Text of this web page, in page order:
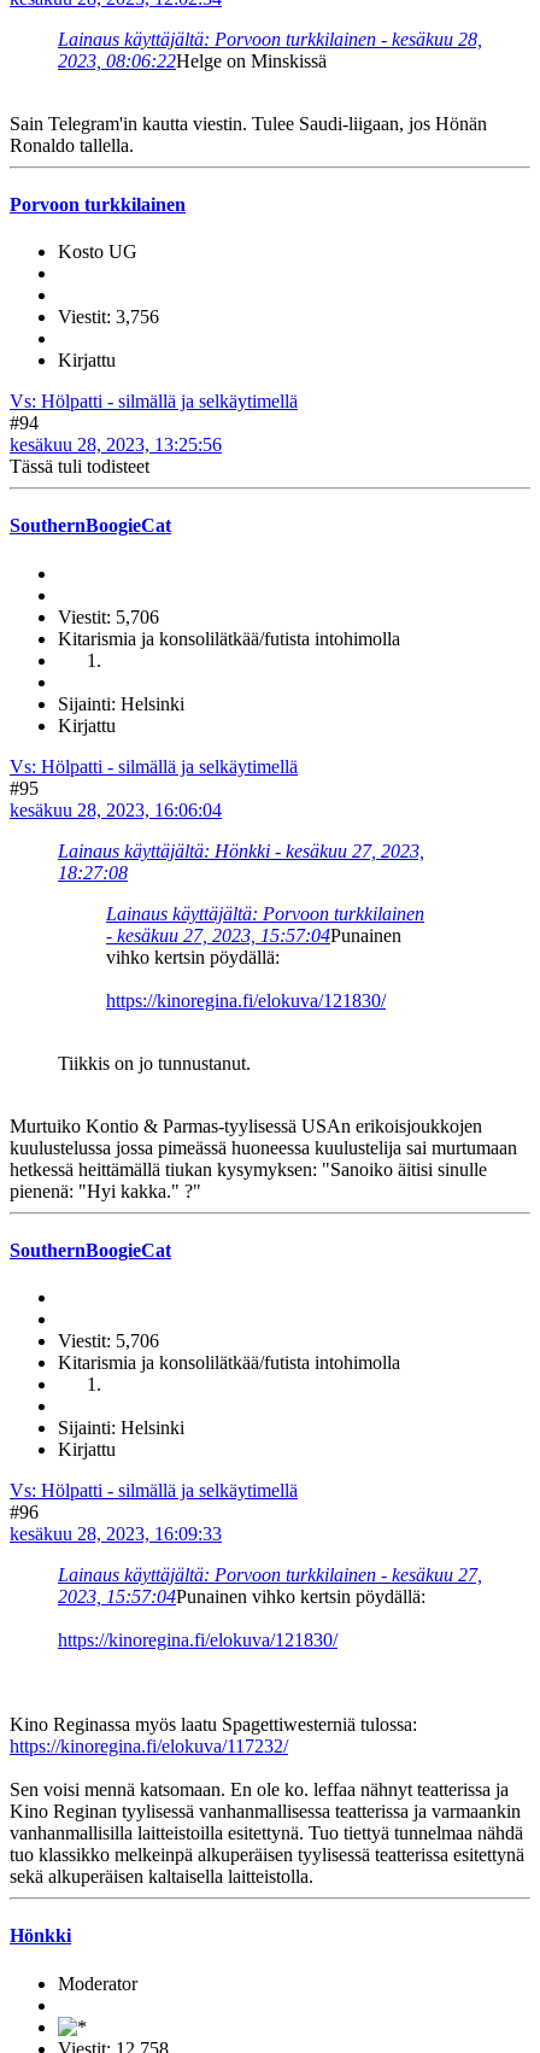
Lainaus käyttäjältä: Porvoon turkkilainen - kesäkuu 28,
2023, 08:06:22Helge on Minskissä
Sain Telegram'in kautta viestin. Tulee Saudi-liigaan, jos Hönän
Ronaldo tallella.
Porvoon turkkilainen
Kosto UG
Viestit: 3,756
Kirjattu
Vs: Hölpatti - silmällä ja selkäytimellä
#94
kesäkuu 28, 2023, 13:25:56
Tässä tuli todisteet
SouthernBoogieCat
Viestit: 5,706
Kitarismia ja konsolilätkää/futista intohimolla
Sijainti: Helsinki
Kirjattu
Vs: Hölpatti - silmällä ja selkäytimellä
#95
kesäkuu 28, 2023, 16:06:04
Lainaus käyttäjältä: Hönkki - kesäkuu 27, 2023,
18:27:08
Lainaus käyttäjältä: Porvoon turkkilainen
- kesäkuu 27, 2023, 15:57:04Punainen
vihko kertsin pöydällä:
https://kinoregina.fi/elokuva/121830/
Tiikkis on jo tunnustanut.
Murtuiko Kontio & Parmas-tyylisessä USAn erikoisjoukkojen
kuulustelussa jossa pimeässä huoneessa kuulustelija sai murtumaan
hetkessä heittämällä tiukan kysymyksen: "Sanoiko äitisi sinulle
pienenä: "Hyi kakka." ?"
SouthernBoogieCat
Viestit: 5,706
Kitarismia ja konsolilätkää/futista intohimolla
Sijainti: Helsinki
Kirjattu
Vs: Hölpatti - silmällä ja selkäytimellä
#96
kesäkuu 28, 2023, 16:09:33
Lainaus käyttäjältä: Porvoon turkkilainen - kesäkuu 27,
2023, 15:57:04Punainen vihko kertsin pöydällä:
https://kinoregina.fi/elokuva/121830/
Kino Reginassa myös laatu Spagettiwesterniä tulossa:
https://kinoregina.fi/elokuva/117232/
Sen voisi mennä katsomaan. En ole ko. leffaa nähnyt teatterissa ja
Kino Reginan tyylisessä vanhanmallisessa teatterissa ja varmaankin
vanhanmallisilla laitteistoilla esitettynä. Tuo tiettyä tunnelmaa nähdä
tuo klassikko melkeinpä alkuperäisen tyylisessä teatterissa esitettynä
sekä alkuperäisen kaltaisella laitteistolla.
Hönkki
Moderator
Viestit: 12,758